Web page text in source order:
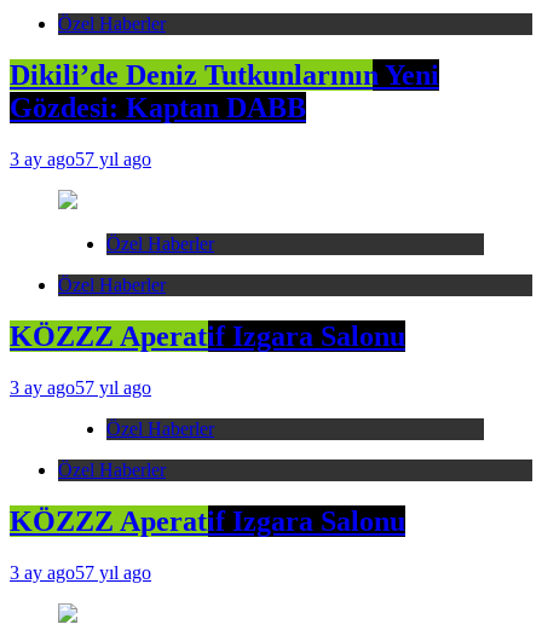
Özel Haberler
Dikili’de Deniz Tutkunlarının Yeni
Gözdesi: Kaptan DABB
3 ay ago57 yıl ago
Özel Haberler
Özel Haberler
KÖZZZ Aperatif Izgara Salonu
3 ay ago57 yıl ago
Özel Haberler
Özel Haberler
KÖZZZ Aperatif Izgara Salonu
3 ay ago57 yıl ago